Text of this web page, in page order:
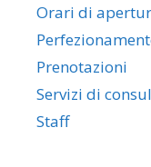
Orari di
Prenotazioni
Servizi di
Staff